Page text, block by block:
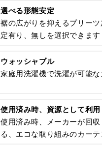
選べる形態安定
裾の広がりを抑えるプリー
定有り、無しを選択できます
ウォッシャブル
家庭用洗濯機で洗濯が可能
使用済み時、資源として利用
使用済み時、メーカーが回
る、エコな取り組みのカーテ